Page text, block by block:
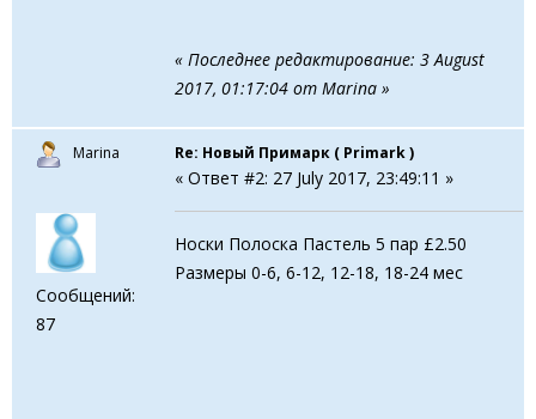
« Последнее редактирование: 3 August
2017, 01:17:04 от Marina »
Marina
Сообщений:
87
Re: Новый Примарк ( Primark )
« Ответ #2: 27 July 2017, 23:49:11 »
Носки Полоска Пастель 5 пар £2.50
Размеры 0-6, 6-12, 12-18, 18-24 мес